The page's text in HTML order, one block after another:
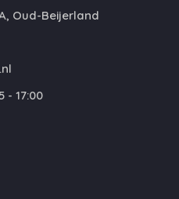
Oud-Beijerland
- 17:00